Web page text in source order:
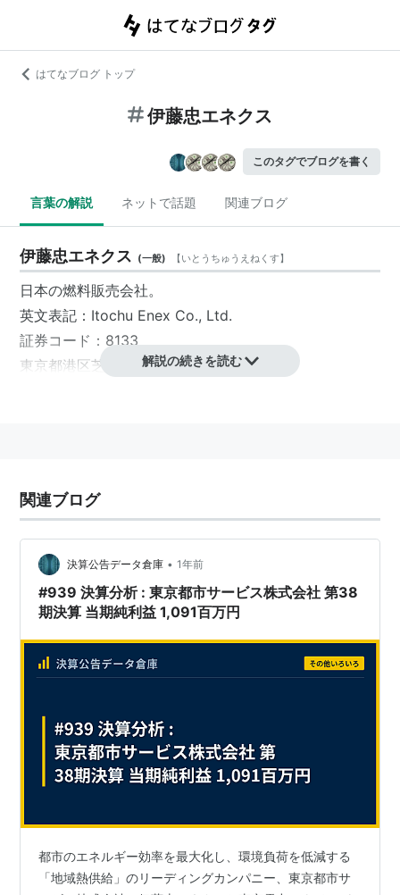
はてなブログ トップ
伊藤忠エネクス
このタグでブログを書く
言葉の解説 ネットで話題 関連ブログ
伊藤忠エネクス (一般) 【いとうちゅうえねくす】
日本の燃料販売会社。
英文表記：Itochu Enex Co., Ltd.
証券コード：8133
東京都港区芝浦に本社がある。
油、コスモ石油
らのブランドのガソリンスタンドを運営している。
大分県中津市で都市ガス供給事業を行っている。
1961年1月28日に伊藤忠燃料株式会社として設立。
2001年7月1日に現在の社名になった。
解説の続きを読む
関連ブログ
決算公告データ倉庫 • 1年前
#939 決算分析 : 東京都市サービス株式会社 第38
期決算 当期純利益 1,091百万円
都市のエネルギー効率を最大化し、環境負荷を低減する
「地域熱供給」のリーディングカンパニー、東京都市サ